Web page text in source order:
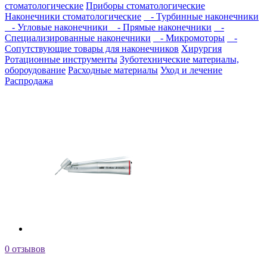
стоматологические Приборы стоматологические
Наконечники стоматологические
- Турбинные наконечники
- Угловые наконечники
- Прямые наконечники
-
Специализированные наконечники
- Микромоторы
-
Сопутствующие товары для наконечников Хирургия
Ротационные инструменты Зуботехнические материалы,
обороудование Расходные материалы Уход и лечение
Распродажа
0 отзывов